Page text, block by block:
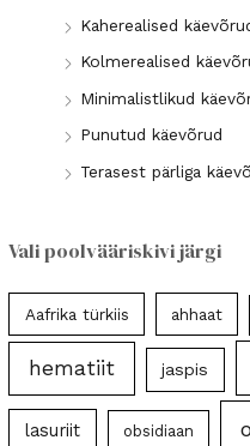
Kaherealised
Kolmerealised
Minimalistlikud
Punutud käevõrud
Terasest pärliga
Vali poolvääriskivi järgi
Aafrika türkiis ahhaat
hematiit jaspis
lasuriit obsidiaan